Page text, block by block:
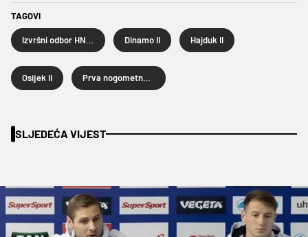
TAGOVI
Dinamo II Hajduk II
Osijek II
SLJEDEĆA VIJEST